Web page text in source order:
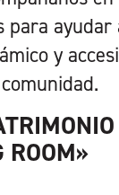
para
y
ROOM»